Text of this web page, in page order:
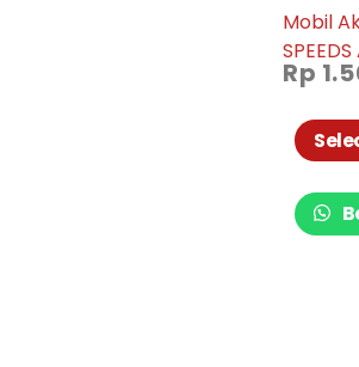
Mobil
PMB
Rp